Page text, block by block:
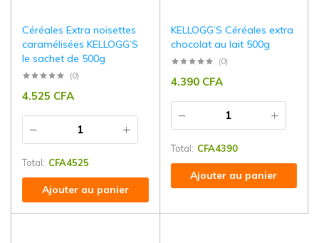
Céréales Extra noisettes
caramélisées KELLOGG’S
le sachet de 500g
(0)
4.525 CFA
Total: CFA4525
Ajouter au panier
KELLOGG’S Céréales extra
chocolat au lait 500g
(0)
4.390 CFA
Total: CFA4390
Ajouter au panier